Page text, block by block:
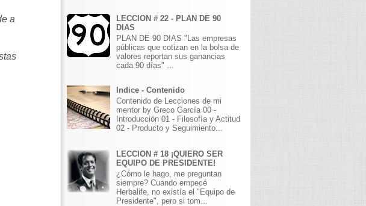
a
LECCION # 22 - PLAN DE 90
DIAS
PLAN DE 90 DIAS "Las empresas
públicas que cotizan en la bolsa de
valores reportan sus ganancias
cada 90 días" ...
Indice - Contenido
Contenido de Lecciones de mi
mentor by Greco García 00 -
Introducción 01 - Filosofía y Actitud
02 - Producto y Seguimiento...
LECCION # 18 ¡QUIERO SER
EQUIPO DE PRESIDENTE!
¿Cómo le hago, me preguntan
siempre? Cuando empecé
Herbalife, no existía el "Equipo de
Presidente", pero si tom...